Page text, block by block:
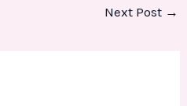
Next Post →